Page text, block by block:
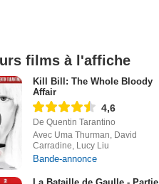
films à l'affiche
Kill Bill: The Whole Bloody
Affair
4,6
De Quentin Tarantino
Avec Uma Thurman, David
Carradine, Lucy Liu
Bande-annonce